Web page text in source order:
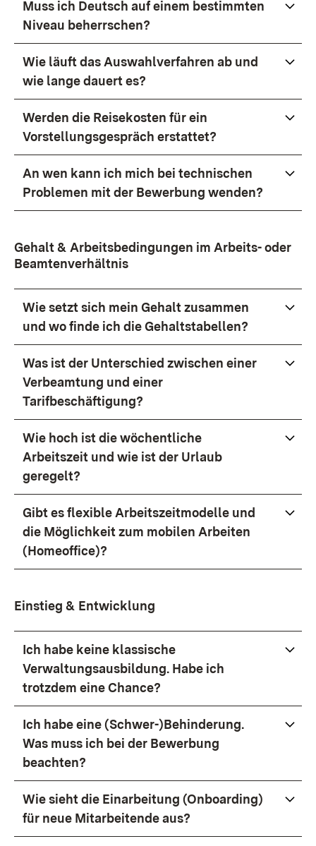
Muss ich Deutsch auf einem bestimmten
Niveau beherrschen?
Wie läuft das Auswahlverfahren ab und
wie lange dauert es?
Werden die Reisekosten für ein
Vorstellungsgespräch erstattet?
An wen kann ich mich bei technischen
Problemen mit der Bewerbung wenden?
Gehalt & Arbeitsbedingungen im Arbeits- oder
Beamtenverhältnis
Wie setzt sich mein Gehalt zusammen
und wo finde ich die Gehaltstabellen?
Was ist der Unterschied zwischen einer
Verbeamtung und einer
Tarifbeschäftigung?
Wie hoch ist die wöchentliche
Arbeitszeit und wie ist der Urlaub
geregelt?
Gibt es flexible Arbeitszeitmodelle und
die Möglichkeit zum mobilen Arbeiten
(Homeoffice)?
Einstieg & Entwicklung
Ich habe keine klassische
Verwaltungsausbildung. Habe ich
trotzdem eine Chance?
Ich habe eine (Schwer-)Behinderung.
Was muss ich bei der Bewerbung
beachten?
Wie sieht die Einarbeitung (Onboarding)
für neue Mitarbeitende aus?